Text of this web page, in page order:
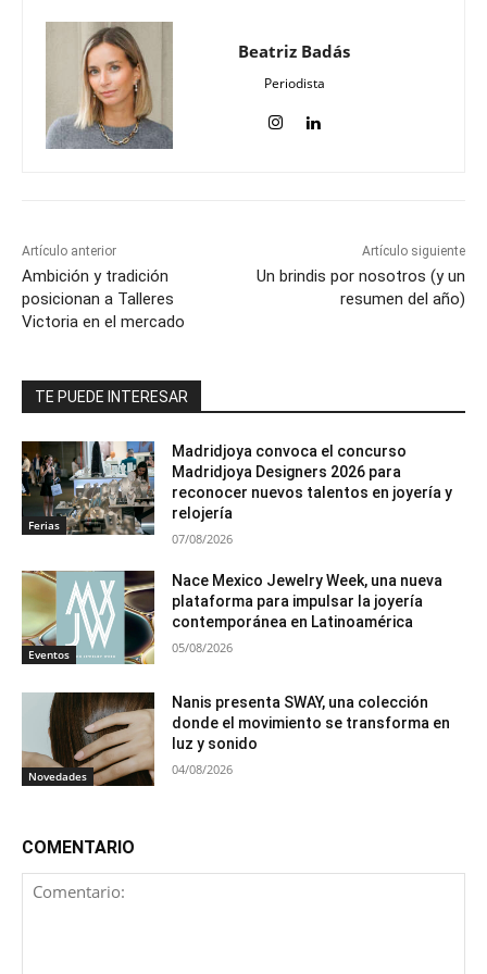
Beatriz Badás
Periodista
Artículo anterior
Ambición y tradición
posicionan a Talleres
Victoria en el mercado
Artículo siguiente
Un brindis por nosotros (y un
resumen del año)
TE PUEDE INTERESAR
Ferias
Madridjoya convoca el concurso
Madridjoya Designers 2026 para
reconocer nuevos talentos en joyería y
relojería
07/08/2026
Eventos
Nace Mexico Jewelry Week, una nueva
plataforma para impulsar la joyería
contemporánea en Latinoamérica
05/08/2026
Novedades
Nanis presenta SWAY, una colección
donde el movimiento se transforma en
luz y sonido
04/08/2026
COMENTARIO